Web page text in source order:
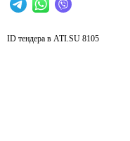
ID тендера в ATI.SU 8105